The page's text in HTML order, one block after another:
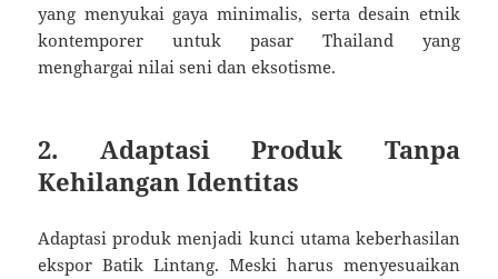
yang menyukai gaya minimalis, serta desain etnik
kontemporer untuk pasar Thailand yang
menghargai nilai seni dan eksotisme.
2. Adaptasi Produk Tanpa
Kehilangan Identitas
Adaptasi produk menjadi kunci utama keberhasilan
ekspor Batik Lintang. Meski harus menyesuaikan